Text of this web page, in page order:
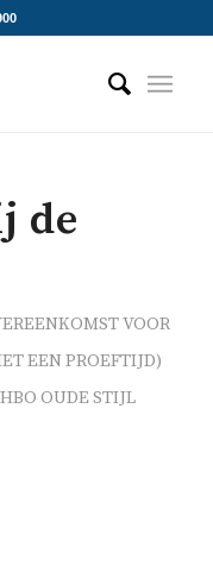
de
VOOR
EEN PROEFTIJD)
HBO OUDE STIJL